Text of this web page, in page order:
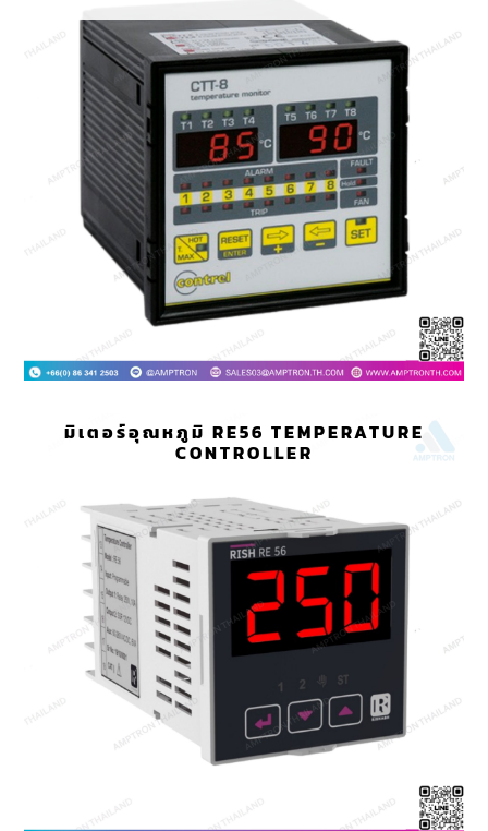
มิเตอร์อุณหภูมิ RE56 TEMPERATURE
CONTROLLER